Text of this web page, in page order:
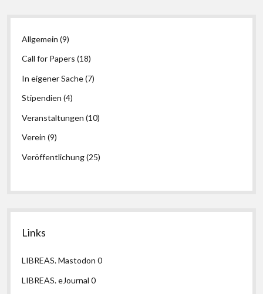
Seitenleiste
Allgemein (9)
Call for Papers (18)
In eigener Sache(7)
Stipendien (4)
Veranstaltungen (10)
Verein (9)
Veröffentlichung(25)
Links
LIBREAS. Mastodon 0
LIBREAS. eJournal 0